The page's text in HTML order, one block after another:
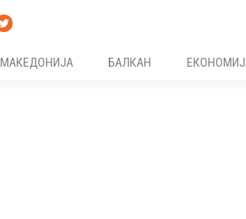
МАКЕДОНИЈА БАЛКАН